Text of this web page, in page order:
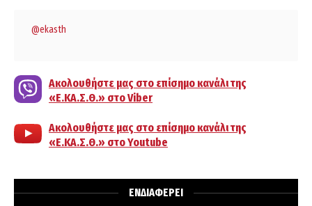
@ekasth
Ακολουθήστε μας στο επίσημο κανάλι της
«Ε.ΚΑ.Σ.Θ.» στο Viber
Ακολουθήστε μας στο επίσημο κανάλι της
«Ε.ΚΑ.Σ.Θ.» στο Youtube
ΕΝΔΙΑΦΕΡΕΙ